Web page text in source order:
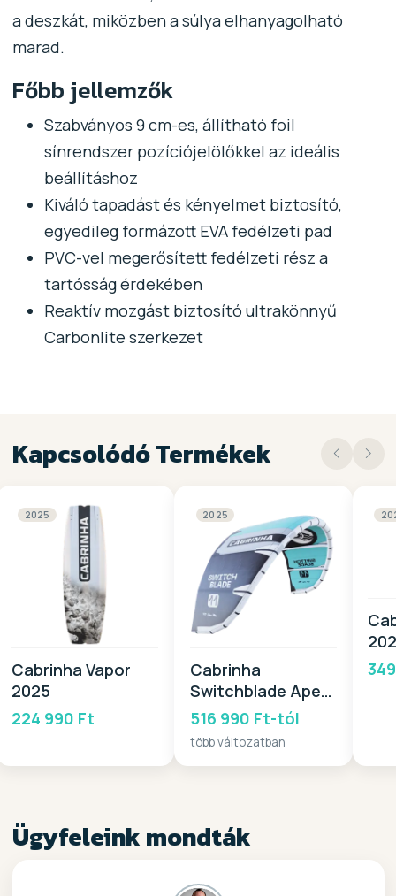
a deszkát, miközben a súlya elhanyagolható
marad.
Főbb jellemzők
Szabványos 9 cm-es, állítható foil
sínrendszer pozíciójelölőkkel az ideális
beállításhoz
Kiváló tapadást és kényelmet biztosító,
egyedileg formázott EVA fedélzeti pad
PVC-vel megerősített fedélzeti rész a
tartósság érdekében
Reaktív mozgást biztosító ultrakönnyű
Carbonlite szerkezet
Kapcsolódó Termékek
2025
Cabrinha Vapor
2025
224 990 Ft
2025
Cabrinha
Switchblade Apex
2025
516 990 Ft-tól
több változatban
Ügyfeleink mondták